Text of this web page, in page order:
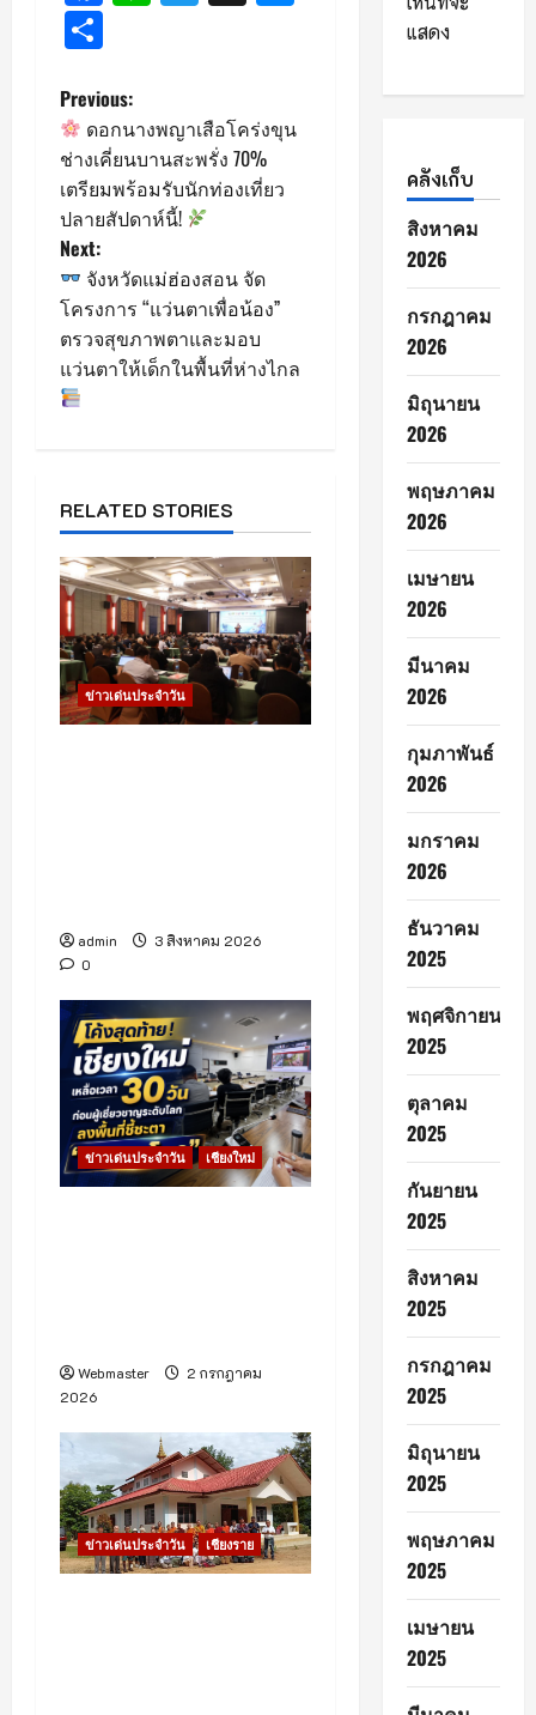
P
o
s
t
n
a
v
g
a
t
i
o
Previous:
ดอกนางพญาเสือโคร่งขุน
ช่างเคี่ยนบานสะพรั่ง 70%
เตรียมพร้อมรับนักท่องเที่ยว
ปลายสัปดาห์นี้!
Next:
จังหวัดแม่ฮ่องสอน จัด
โครงการ “แว่นตาเพื่อน้อง”
ตรวจสุขภาพตาและมอบ
แว่นตาให้เด็กในพื้นที่ห่างไกล
RELATED STORIES
ข่าวเด่นประจำวัน
admin
3 สิงหาคม 2026
0
ข่าวเด่นประจำวัน เชียงใหม่
Webmaster
2 กรกฎาคม
2026
ข่าวเด่นประจำวัน เชียงราย
แสดง
คลังเก็บ
สิงหาคม
2026
กรกฎาคม
2026
มิถุนายน
2026
พฤษภาคม
2026
เมษายน
2026
มีนาคม
2026
กุมภาพันธ์
2026
มกราคม
2026
ธันวาคม
2025
พฤศจิกายน
2025
ตุลาคม
2025
กันยายน
2025
สิงหาคม
2025
กรกฎาคม
2025
มิถุนายน
2025
พฤษภาคม
2025
เมษายน
2025